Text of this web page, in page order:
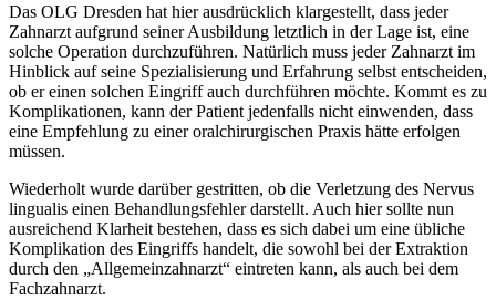
Das OLG Dresden hat hier ausdrücklich klargestellt, dass jeder
Zahnarzt aufgrund seiner Ausbildung letztlich in der Lage ist, eine
solche Operation durchzuführen. Natürlich muss jeder Zahnarzt im
Hinblick auf seine Spezialisierung und Erfahrung selbst entscheiden,
ob er einen solchen Eingriff auch durchführen möchte. Kommt es zu
Komplikationen, kann der Patient jedenfalls nicht einwenden, dass
eine Empfehlung zu einer oralchirurgischen Praxis hätte erfolgen
müssen.
Wiederholt wurde darüber gestritten, ob die Verletzung des Nervus
lingualis einen Behandlungsfehler darstellt. Auch hier sollte nun
ausreichend Klarheit bestehen, dass es sich dabei um eine übliche
Komplikation des Eingriffs handelt, die sowohl bei der Extraktion
durch den „Allgemeinzahnarzt“ eintreten kann, als auch bei dem
Fachzahnarzt.